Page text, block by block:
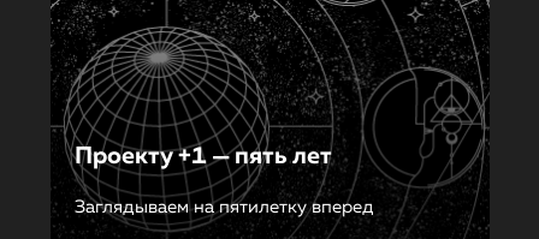
Проекту +1 — пять лет
Заглядываем на пятилетку вперед